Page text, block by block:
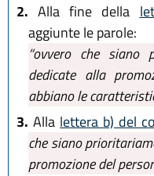
2. Alla fine della
aggiunte le parole:
“ovvero che siano
dedicate alla
abbiano le
3. Alla lettera b) del
che siano
promozione del